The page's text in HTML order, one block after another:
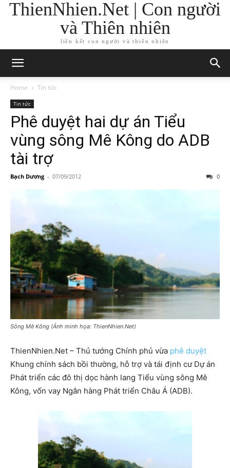
ThienNhien.Net | Con người
và Thiên nhiên
liên kết con người và thiên nhiên
Home Tin tức
Tin tức
Phê duyệt hai dự án Tiểu
vùng sông Mê Kông do ADB
tài trợ
Bạch Dương - 07/09/2012 0
Sông Mê Kông (Ảnh minh họa: ThienNhien.Net)
ThienNhien.Net – Thủ tướng Chính phủ vừa phê duyệt
Khung chính sách bồi thường, hỗ trợ và tái định cư Dự án
Phát triển các đô thị dọc hành lang Tiểu vùng sông Mê
Kông, vốn vay Ngân hàng Phát triển Châu Á (ADB).